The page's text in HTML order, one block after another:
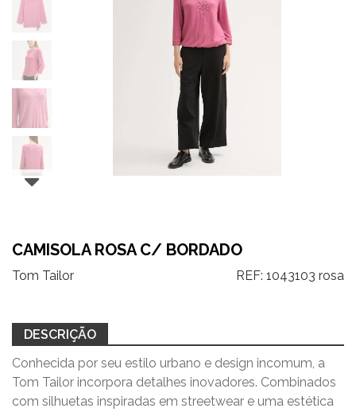
CAMISOLA ROSA C/ BORDADO
Tom Tailor REF: 1043103 rosa
DESCRIÇÃO
Conhecida por seu estilo urbano e design incomum, a
Tom Tailor incorpora detalhes inovadores. Combinados
com silhuetas inspiradas em streetwear e uma estética